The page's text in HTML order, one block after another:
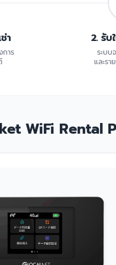
า
าร
2. รับ
ระบบ
และรา
WiFi Rental